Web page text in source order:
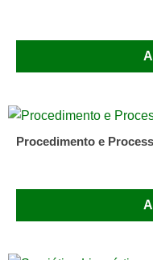
Fontes
em
no
Marcello
Procedimento e